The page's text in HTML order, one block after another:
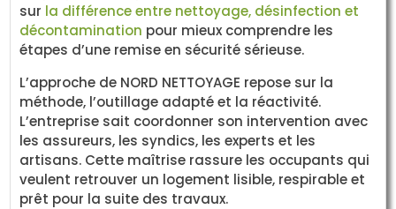
sur la différence entre nettoyage, désinfection et
décontamination pour mieux comprendre les
étapes d’une remise en sécurité sérieuse.
L’approche de NORD NETTOYAGE repose sur la
méthode, l’outillage adapté et la réactivité.
L’entreprise sait coordonner son intervention avec
les assureurs, les syndics, les experts et les
artisans. Cette maîtrise rassure les occupants qui
veulent retrouver un logement lisible, respirable et
prêt pour la suite des travaux.